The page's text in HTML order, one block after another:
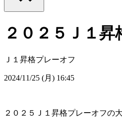
２０２５Ｊ１
Ｊ１昇格プレーオフ
2024/11/25 (月) 16:45
２０２５Ｊ１昇格プレーオフの